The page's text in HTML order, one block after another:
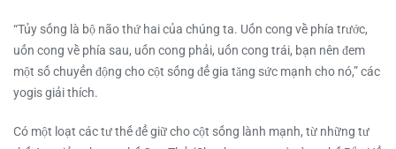
“Tủy sống là bộ não thứ hai của chúng ta. Uốn cong về phía trước,
uốn cong về phía sau, uốn cong phải, uốn cong trái, bạn nên đem
một số chuyển động cho cột sống để gia tăng sức mạnh cho nó,” các
yogis giải thích.
Có một loạt các tư thế để giữ cho cột sống lành mạnh, từ những tư